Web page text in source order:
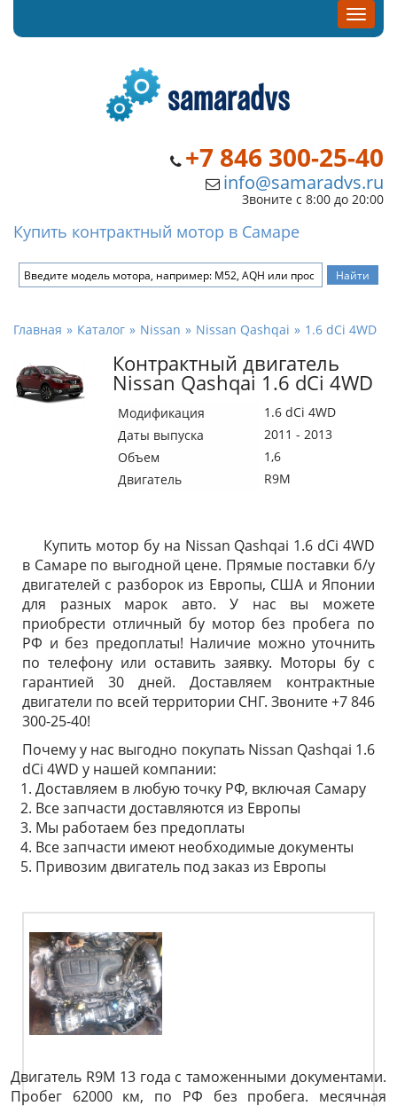
+7 846 300-25-40
info@samaradvs.ru
Звоните с 8:00 до 20:00
Купить контрактный мотор в Самаре
Главная Каталог Nissan Nissan Qashqai 1.6 dCi 4WD
Контрактный двигатель
Nissan Qashqai 1.6 dCi 4WD
Модификация
1.6 dCi 4WD
Даты выпуска
2011 - 2013
Объем
1,6
Двигатель
R9M
Купить мотор бу на Nissan Qashqai 1.6 dCi 4WD
в Самаре по выгодной цене. Прямые поставки б/у
двигателей с разборок из Европы, США и Японии
для разных марок авто. У нас вы можете
приобрести отличный бу мотор без пробега по
РФ и без предоплаты! Наличие можно уточнить
по телефону или оставить заявку. Моторы бу с
гарантией 30 дней. Доставляем контрактные
двигатели по всей территории СНГ. Звоните +7 846
300-25-40!
Почему у нас выгодно покупать Nissan Qashqai 1.6
dCi 4WD у нашей компании:
Доставляем в любую точку РФ, включая Самару
Все запчасти доставляются из Европы
Мы работаем без предоплаты
Все запчасти имеют необходимые документы
Привозим двигатель под заказ из Европы
Двигатель R9M 13 года с таможенными документами.
Пробег 62000 км, по РФ без пробега. месячная